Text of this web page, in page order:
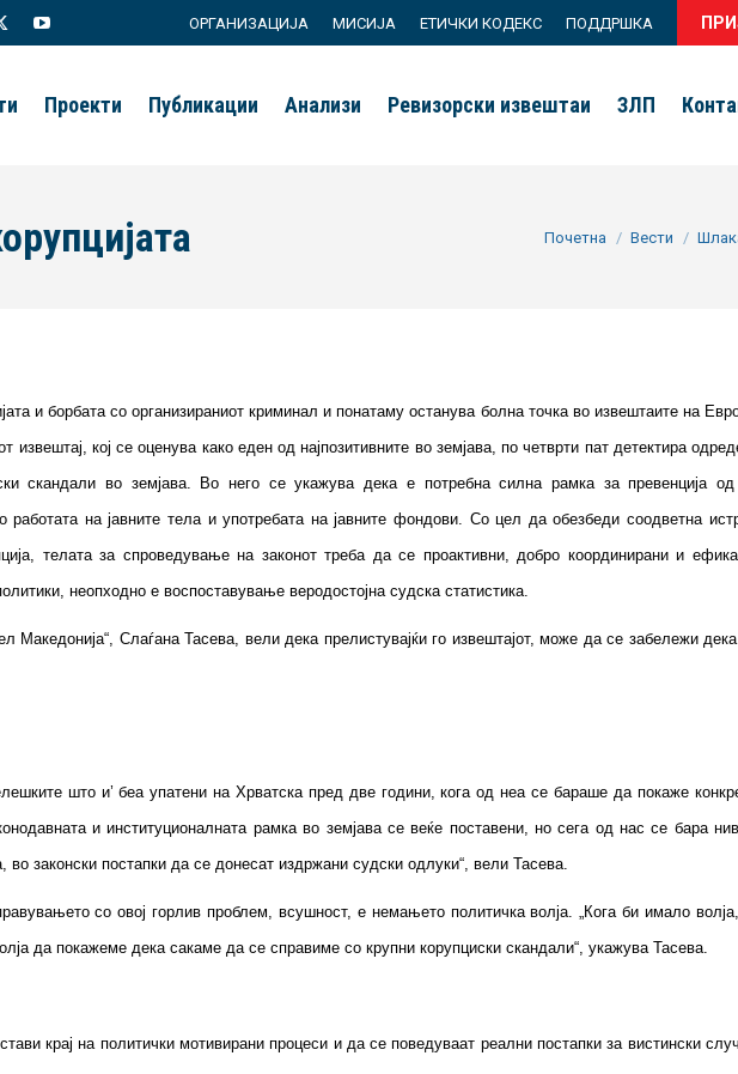
YouTube
opens
window
ОРГАНИЗАЦИЈА МИСИЈА ЕТИЧКИ КОДЕКС ПОДДРШКА
Проекти Публикации Анализи Ревизорски извештаи ЗЛП
You are here:
Почетна Вести
и борбата со организираниот криминал и понатаму останува болна точка во извештаите на
извештај, кој се оценува како еден од најпозитивните во земјава, по четврти пат детектира
скандали во земјава. Во него се укажува дека е потребна силна рамка за превенција од
работата на јавните тела и употребата на јавните фондови. Со цел да обезбеди соодветна
телата за спроведување на законот треба да се проактивни, добро координирани и
неопходно е воспоставување веродостојна судска статистика.
Македонија“, Слаѓана Тасева, вели дека прелистувајќи го извештајот, може да се забележи
што и’ беа упатени на Хрватска пред две години, кога од неа се бараше да покаже
и институционалната рамка во земјава се веќе поставени, но сега од нас се бара
законски постапки да се донесат издржани судски одлуки“, вели Тасева.
со овој горлив проблем, всушност, е немањето политичка волја. „Кога би имало
да покажеме дека сакаме да се справиме со крупни корупциски скандали“, укажува Тасева.
крај на политички мотивирани процеси и да се поведуваат реални постапки за вистински